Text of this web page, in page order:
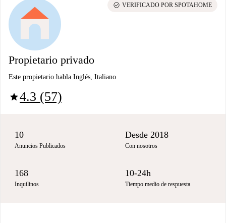
Propietario privado
Este propietario habla Inglés, Italiano
star4.3 (57)
check_circle VERIFICADO POR SPOTAHOME
10
Anuncios Publicados
Desde 2018
Con nosotros
168
Inquilinos
10-24h
Tiempo medio de respuesta